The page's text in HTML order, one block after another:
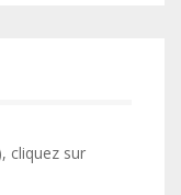
cliquez sur